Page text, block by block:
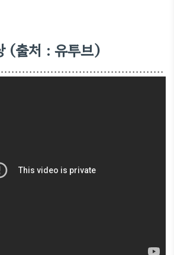
(출처 : 유투브)